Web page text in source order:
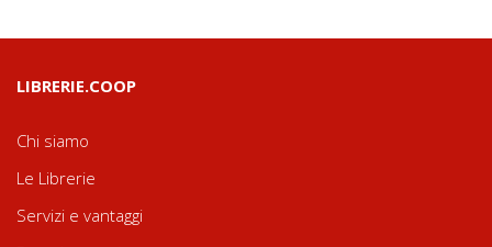
LIBRERIE.COOP
Chi siamo
Le Librerie
Servizi e vantaggi